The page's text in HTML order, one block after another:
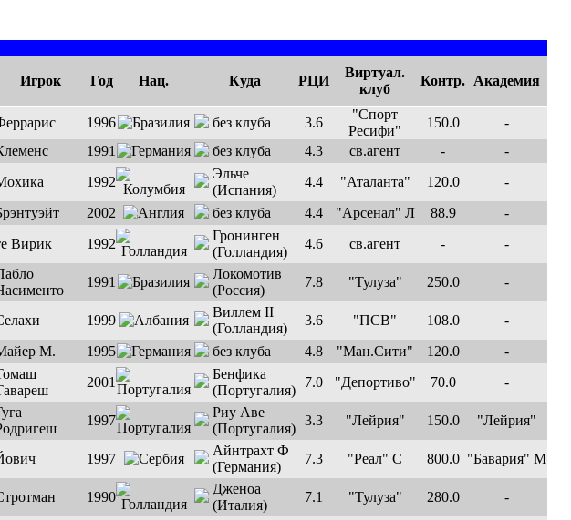
Игрок Год Нац. Куда РЦИ
Виртуал.
клуб
Контр. Академия
1996 без клуба 3.6
"Спорт
Ресифи"
150.0
-
1991 без клуба 4.3 св.агент -
-
1992
Эльче
(Испания)
4.4 "Аталанта" 120.0
-
2002 без клуба 4.4 "Арсенал" Л 88.9
-
Вирик 1992
Гронинген
(Голландия)
4.6 св.агент - -
1991
Локомотив
(Россия)
7.8 "Тулуза" 250.0 -
1999
Виллем II
(Голландия)
3.6 "ПСВ" 108.0
-
М. 1995 без клуба 4.8 "Ман.Сити" 120.0
-
2001
Бенфика
(Португалия)
7.0 "Депортиво" 70.0 -
1997
Риу Аве
(Португалия)
3.3 "Лейрия" 150.0 "Лейрия"
1997
Айнтрахт Ф
(Германия)
7.3 "Реал" С 800.0 "Бавария" М
1990
Дженоа
(Италия)
7.1 "Тулуза" 280.0 -